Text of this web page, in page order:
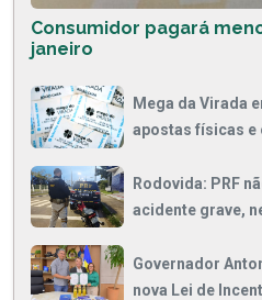
Consumidor pagará
janeiro
Mega da Virada
apostas físicas e
Rodovida: PRF
acidente grave,
Governador
nova Lei de